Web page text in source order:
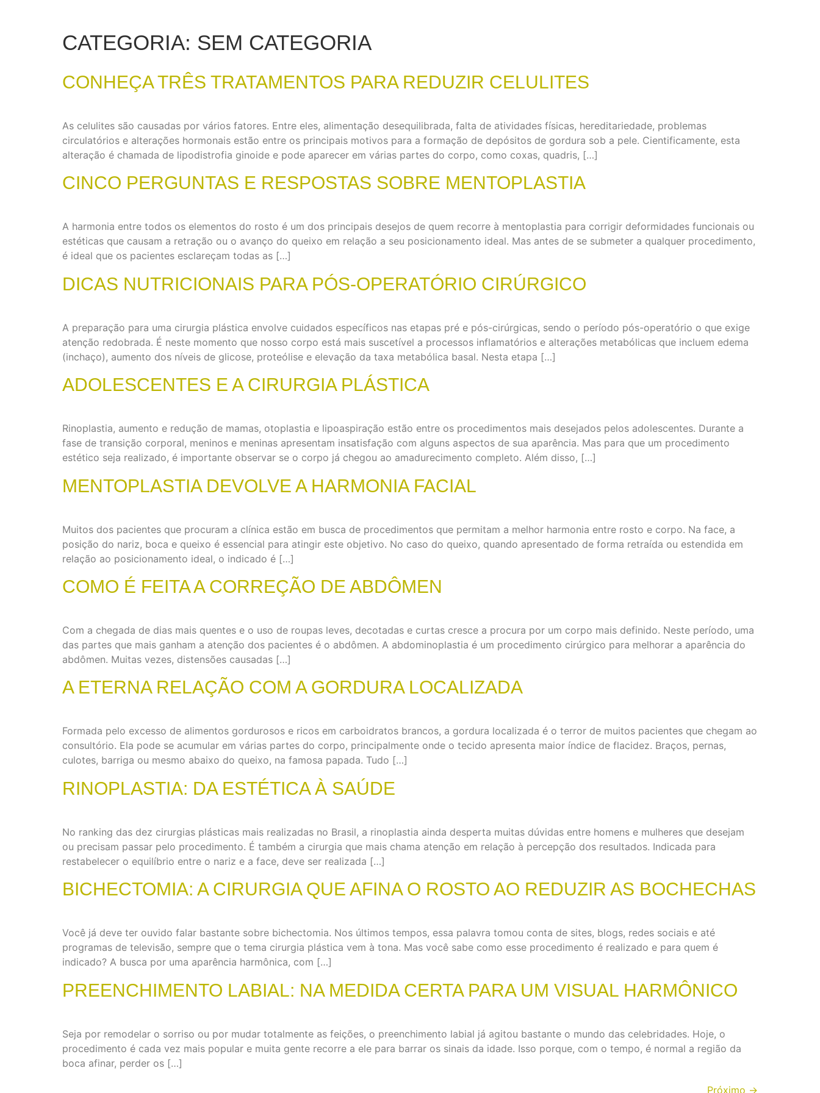
CATEGORIA: SEM CATEGORIA
CONHEÇA TRÊS TRATAMENTOS PARA REDUZIR CELULITES
As celulites são causadas por vários fatores. Entre eles, alimentação desequilibrada, falta de atividades físicas, hereditariedade, problemas
circulatórios e alterações hormonais estão entre os principais motivos para a formação de depósitos de gordura sob a pele. Cientificamente, esta
alteração é chamada de lipodistrofia ginoide e pode aparecer em várias partes do corpo, como coxas, quadris, […]
CINCO PERGUNTAS E RESPOSTAS SOBRE MENTOPLASTIA
A harmonia entre todos os elementos do rosto é um dos principais desejos de quem recorre à mentoplastia para corrigir deformidades funcionais ou
estéticas que causam a retração ou o avanço do queixo em relação a seu posicionamento ideal. Mas antes de se submeter a qualquer procedimento,
é ideal que os pacientes esclareçam todas as […]
DICAS NUTRICIONAIS PARA PÓS-OPERATÓRIO CIRÚRGICO
A preparação para uma cirurgia plástica envolve cuidados específicos nas etapas pré e pós-cirúrgicas, sendo o período pós-operatório o que exige
atenção redobrada. É neste momento que nosso corpo está mais suscetível a processos inflamatórios e alterações metabólicas que incluem edema
(inchaço), aumento dos níveis de glicose, proteólise e elevação da taxa metabólica basal. Nesta etapa […]
ADOLESCENTES E A CIRURGIA PLÁSTICA
Rinoplastia, aumento e redução de mamas, otoplastia e lipoaspiração estão entre os procedimentos mais desejados pelos adolescentes. Durante a
fase de transição corporal, meninos e meninas apresentam insatisfação com alguns aspectos de sua aparência. Mas para que um procedimento
estético seja realizado, é importante observar se o corpo já chegou ao amadurecimento completo. Além disso, […]
MENTOPLASTIA DEVOLVE A HARMONIA FACIAL
Muitos dos pacientes que procuram a clínica estão em busca de procedimentos que permitam a melhor harmonia entre rosto e corpo. Na face, a
posição do nariz, boca e queixo é essencial para atingir este objetivo. No caso do queixo, quando apresentado de forma retraída ou estendida em
relação ao posicionamento ideal, o indicado é […]
COMO É FEITA A CORREÇÃO DE ABDÔMEN
Com a chegada de dias mais quentes e o uso de roupas leves, decotadas e curtas cresce a procura por um corpo mais definido. Neste período, uma
das partes que mais ganham a atenção dos pacientes é o abdômen. A abdominoplastia é um procedimento cirúrgico para melhorar a aparência do
abdômen. Muitas vezes, distensões causadas […]
A ETERNA RELAÇÃO COM A GORDURA LOCALIZADA
Formada pelo excesso de alimentos gordurosos e ricos em carboidratos brancos, a gordura localizada é o terror de muitos pacientes que chegam ao
consultório. Ela pode se acumular em várias partes do corpo, principalmente onde o tecido apresenta maior índice de flacidez. Braços, pernas,
culotes, barriga ou mesmo abaixo do queixo, na famosa papada. Tudo […]
RINOPLASTIA: DA ESTÉTICA À SAÚDE
No ranking das dez cirurgias plásticas mais realizadas no Brasil, a rinoplastia ainda desperta muitas dúvidas entre homens e mulheres que desejam
ou precisam passar pelo procedimento. É também a cirurgia que mais chama atenção em relação à percepção dos resultados. Indicada para
restabelecer o equilíbrio entre o nariz e a face, deve ser realizada […]
BICHECTOMIA: A CIRURGIA QUE AFINA O ROSTO AO REDUZIR AS BOCHECHAS
Você já deve ter ouvido falar bastante sobre bichectomia. Nos últimos tempos, essa palavra tomou conta de sites, blogs, redes sociais e até
programas de televisão, sempre que o tema cirurgia plástica vem à tona. Mas você sabe como esse procedimento é realizado e para quem é
indicado? A busca por uma aparência harmônica, com […]
PREENCHIMENTO LABIAL: NA MEDIDA CERTA PARA UM VISUAL HARMÔNICO
Seja por remodelar o sorriso ou por mudar totalmente as feições, o preenchimento labial já agitou bastante o mundo das celebridades. Hoje, o
procedimento é cada vez mais popular e muita gente recorre a ele para barrar os sinais da idade. Isso porque, com o tempo, é normal a região da
boca afinar, perder os […]
Próximo →